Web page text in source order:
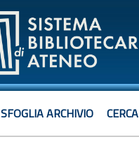
SFOGLIA ARCHIVIO CERCA